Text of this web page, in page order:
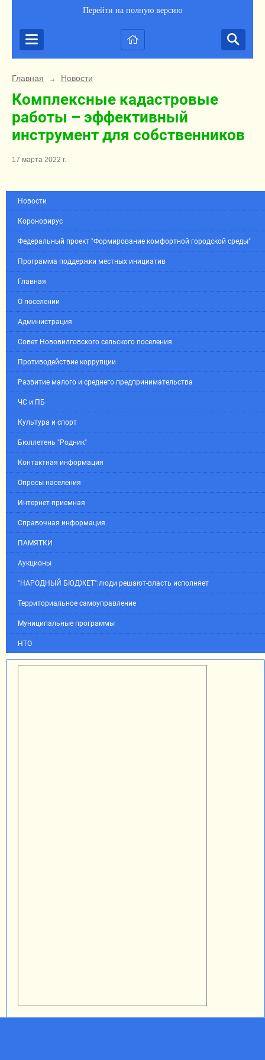
Перейти на полную версию
Главная → Новости
Комплексные кадастровые
работы – эффективный
инструмент для собственников
17 марта 2022 г.
Новости
Короновирус
Федеральный проект "Формирование комфортной городской среды"
Программа поддержки местных инициатив
Главная
О поселении
Администрация
Совет Нововилговского сельского поселения
Противодействие коррупции
Развитие малого и среднего предпринимательства
ЧС и ПБ
Культура и спорт
Бюллетень "Родник"
Контактная информация
Опросы населения
Интернет-приемная
Справочная информация
ПАМЯТКИ
Аукционы
"НАРОДНЫЙ БЮДЖЕТ":люди решают-власть исполняет
Территориальное самоуправление
Муниципальные программы
НТО